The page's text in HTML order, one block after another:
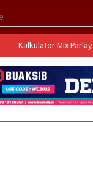
Kalkulator Mix Parlay